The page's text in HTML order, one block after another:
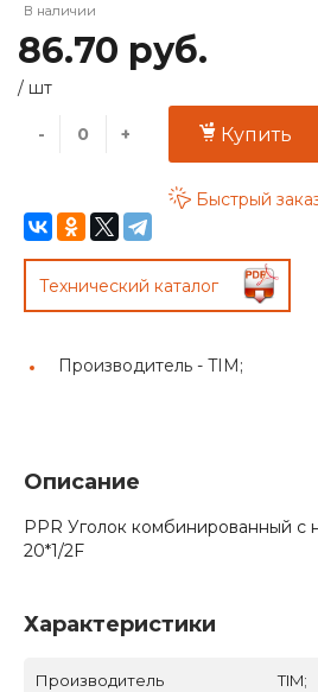
В наличии
86.70 руб.
/ шт
- + Купить
Быстрый
Технический каталог
Производитель - TIM;
Описание
PPR Уголок комбинированный с
20*1/2F
Характеристики
Производитель TIM;